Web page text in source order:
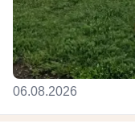
06.08.2026